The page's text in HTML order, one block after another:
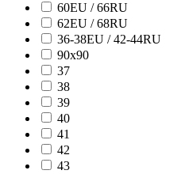
60EU / 66RU
62EU / 68RU
36-38EU / 42-44RU
90х90
37
38
39
40
41
42
43